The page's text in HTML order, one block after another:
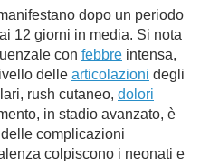
dopo un periodo
12 giorni in media. Si nota
con febbre intensa,
delle articolazioni degli
rush cutaneo, dolori
in stadio avanzato, è
complicazioni
colpiscono i neonati e